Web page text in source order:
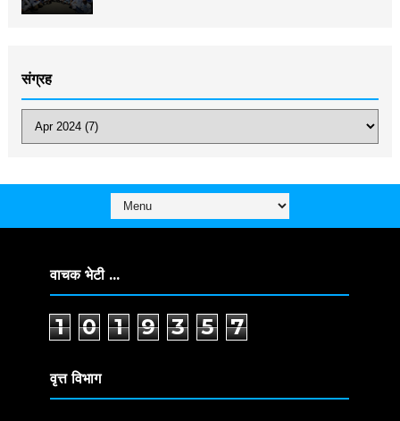
संग्रह
वाचक भेटी ...
1 0 1 9 3 5 7
वृत्त विभाग